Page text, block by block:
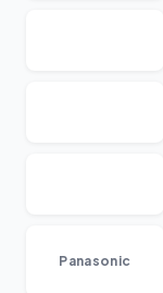
Panasonic